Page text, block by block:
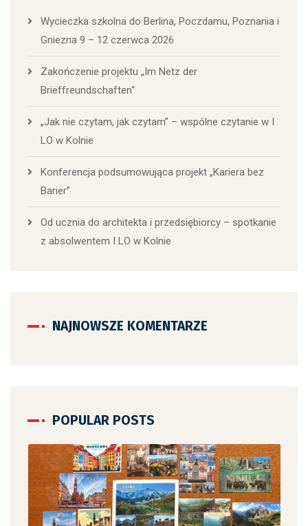
Wycieczka szkolna do Berlina, Poczdamu, Poznania i
Gniezna 9 – 12 czerwca 2026
Zakończenie projektu „Im Netz der
Brieffreundschaften“
„Jak nie czytam, jak czytam” – wspólne czytanie w I
LO w Kolnie
Konferencja podsumowująca projekt „Kariera bez
Barier”
Od ucznia do architekta i przedsiębiorcy – spotkanie
z absolwentem I LO w Kolnie
NAJNOWSZE KOMENTARZE
POPULAR POSTS